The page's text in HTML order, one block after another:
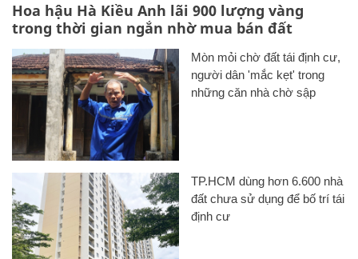
Hoa hậu Hà Kiều Anh lãi 900 lượng vàng
trong thời gian ngắn nhờ mua bán đất
Mòn mỏi chờ đất tái định cư,
người dân 'mắc kẹt' trong
những căn nhà chờ sập
TP.HCM dùng hơn 6.600 nhà
đất chưa sử dụng để bố trí tái
định cư